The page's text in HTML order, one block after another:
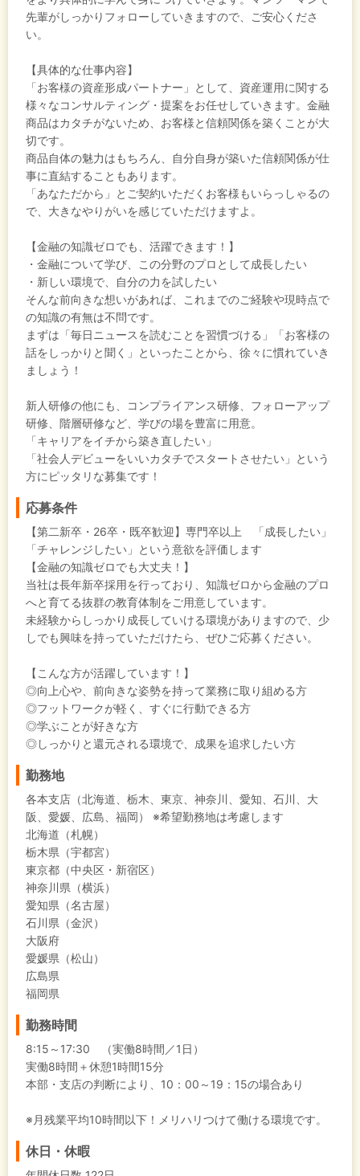
先輩がしっかりフォローしていきますので、ご安心くださ
い。
【具体的な仕事内容】
「お客様の資産形成パートナー」として、資産運用に関する
様々なコンサルティング・提案をお任せしていきます。金融
商品はカタチがないため、お客様と信頼関係を築くことが大
切です。
商品自体の魅力はもちろん、自分自身が築いた信頼関係が仕
事に直結することもあります。
「あなただから」とご契約いただくお客様もいらっしゃるの
で、大きなやりがいを感じていただけますよ。
【金融の知識ゼロでも、活躍できます！】
・金融について学び、この分野のプロとして成長したい
・新しい環境で、自分の力を試したい
そんな前向きな想いがあれば、これまでのご経験や現時点で
の知識の有無は不問です。
まずは「毎日ニュースを読むことを習慣づける」「お客様の
話をしっかりと聞く」といったことから、徐々に慣れていき
ましょう！
新人研修の他にも、コンプライアンス研修、フォローアップ
研修、階層研修など、学びの場を豊富に用意。
「キャリアをイチから築き直したい」
「社会人デビューをいいカタチでスタートさせたい」という
方にピッタリな募集です！
応募条件
【第二新卒・26卒・既卒歓迎】専門卒以上 「成長したい」
「チャレンジしたい」という意欲を評価します
【金融の知識ゼロでも大丈夫！】
当社は長年新卒採用を行っており、知識ゼロから金融のプロ
へと育てる抜群の教育体制をご用意しています。
未経験からしっかり成長していける環境がありますので、少
しでも興味を持っていただけたら、ぜひご応募ください。
【こんな方が活躍しています！】
◎向上心や、前向きな姿勢を持って業務に取り組める方
◎フットワークが軽く、すぐに行動できる方
◎学ぶことが好きな方
◎しっかりと還元される環境で、成果を追求したい方
勤務地
各本支店（北海道、栃木、東京、神奈川、愛知、石川、大
阪、愛媛、広島、福岡） ※希望勤務地は考慮します
北海道（札幌）
栃木県（宇都宮）
東京都（中央区・新宿区）
神奈川県（横浜）
愛知県（名古屋）
石川県（金沢）
大阪府
愛媛県（松山）
広島県
福岡県
勤務時間
8:15～17:30 （実働8時間／1日）
実働8時間＋休憩1時間15分
本部・支店の判断により、10：00～19：15の場合あり
※月残業平均10時間以下！メリハリつけて働ける環境です。
休日・休暇